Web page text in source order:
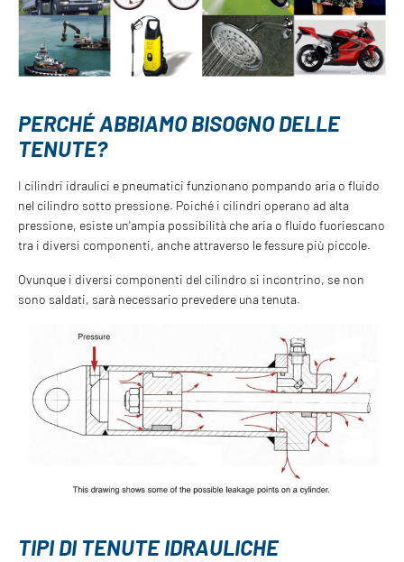
PERCHÉ ABBIAMO BISOGNO DELLE
TENUTE?
I cilindri idraulici e pneumatici funzionano pompando aria o fluido
nel cilindro sotto pressione. Poiché i cilindri operano ad alta
pressione, esiste un'ampia possibilità che aria o fluido fuoriescano
tra i diversi componenti, anche attraverso le fessure più piccole.
Ovunque i diversi componenti del cilindro si incontrino, se non
sono saldati, sarà necessario prevedere una tenuta.
TIPI DI TENUTE IDRAULICHE